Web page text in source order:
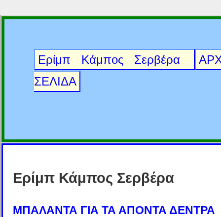
Ερίμπ Κάμπος Σερβέρα
ΣΕΛΙΔΑ
Ερίμπ Κάμπος Σερβέρα
ΜΠΑΛΑΝΤΑ ΓΙΑ ΤΑ ΑΠΟΝΤΑ ΔΕΝΤΡΑ